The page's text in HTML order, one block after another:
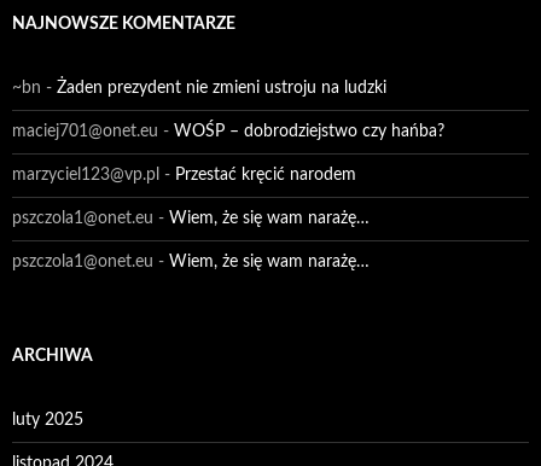
NAJNOWSZE KOMENTARZE
~bn - Żaden prezydent nie zmieni ustroju na ludzki
maciej701@onet.eu - WOŚP – dobrodziejstwo czy hańba?
marzyciel123@vp.pl - Przestać kręcić narodem
pszczola1@onet.eu - Wiem, że się wam narażę…
pszczola1@onet.eu - Wiem, że się wam narażę…
ARCHIWA
luty 2025